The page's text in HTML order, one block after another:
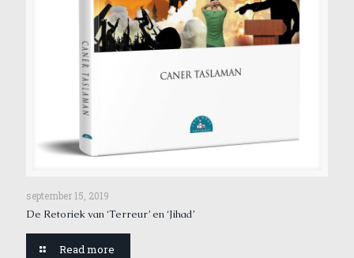
september 15, 2019
De Retoriek van ‘Terreur’ en ‘Jihad’
Read more